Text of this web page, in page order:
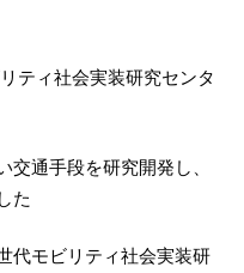
ィ社会実装研究センタ
通手段を研究開発し、
た
リティ社会実装研